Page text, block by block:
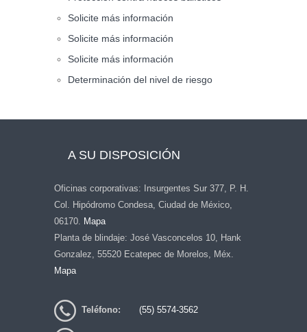
Solicite más información
Solicite más información
Solicite más información
Determinación del nivel de riesgo
A SU DISPOSICIÓN
Oficinas corporativas: Insurgentes Sur 377, P. H.
Col. Hipódromo Condesa, Ciudad de México,
06170. Mapa
Planta de blindaje: José Vasconcelos 10, Hank
Gonzalez, 55520 Ecatepec de Morelos, Méx.
Mapa
Teléfono: (55) 5574-3562